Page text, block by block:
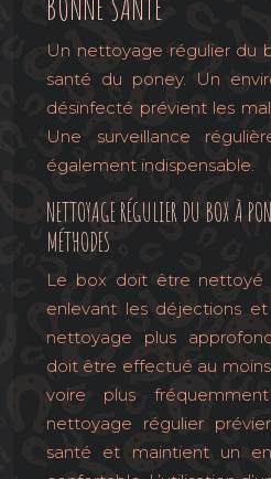
Un nettoyage régulier du
santé du poney. Un
désinfecté prévient les
Une surveillance
également indispensable.
NETTOYAGE RÉGULIER DU BOX À
MÉTHODES
Le box doit être nettoyé
enlevant les déjections
nettoyage plus
doit être effectué au
voire plus
nettoyage régulier
santé et maintient un